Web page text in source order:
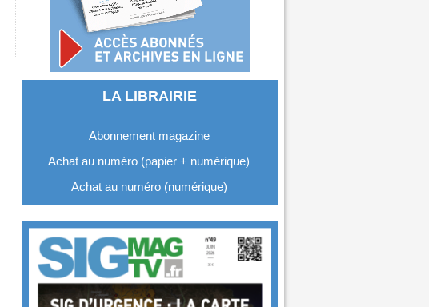
LA LIBRAIRIE
Abonnement magazine
Achat au numéro (papier + numérique)
Achat au numéro (numérique)